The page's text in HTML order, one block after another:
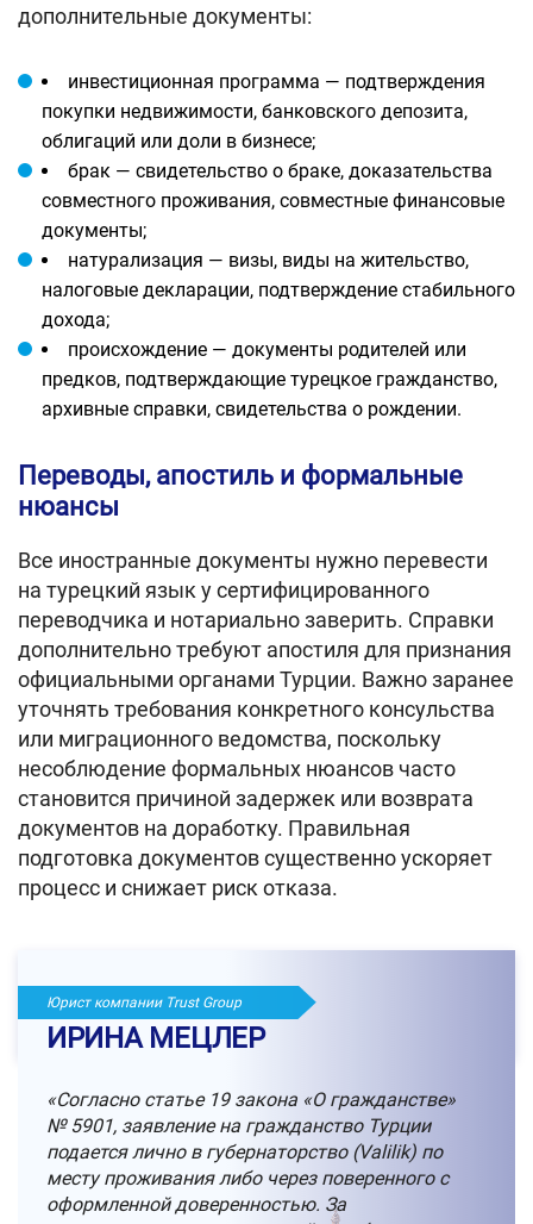
дополнительные документы:
инвестиционная программа — подтверждения
покупки недвижимости, банковского депозита,
облигаций или доли в бизнесе;
брак — свидетельство о браке, доказательства
совместного проживания, совместные финансовые
документы;
натурализация — визы, виды на жительство,
налоговые декларации, подтверждение стабильного
дохода;
происхождение — документы родителей или
предков, подтверждающие турецкое гражданство,
архивные справки, свидетельства о рождении.
Переводы, апостиль и формальные
нюансы
Все иностранные документы нужно перевести
на турецкий язык у сертифицированного
переводчика и нотариально заверить. Справки
дополнительно требуют апостиля для признания
официальными органами Турции. Важно заранее
уточнять требования конкретного консульства
или миграционного ведомства, поскольку
несоблюдение формальных нюансов часто
становится причиной задержек или возврата
документов на доработку. Правильная
подготовка документов существенно ускоряет
процесс и снижает риск отказа.
Юрист компании Trust Group
ИРИНА МЕЦЛЕР
«Согласно статье 19 закона «О гражданстве»
№ 5901, заявление на гражданство Турции
подается лично в губернаторство (Valilik) по
месту проживания либо через поверенного с
оформленной доверенностью. За